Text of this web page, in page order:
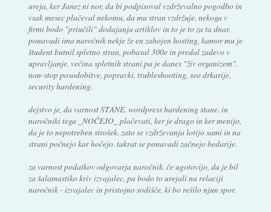
ureja, ker Janez ni nor, da bi podpisoval vzdrževalno pogodbo in
vsak mesec plačeval nekomu, da mu stran vzdržuje. nekoga v
firmi bodo "priučili" dodajanja artiklov in to je to za ta dnar.
ponavadi ima naročnik nekje že en zahojen hosting, kamor mu je
študent butnil spletno stran, pobasal 300e in predal zadevo v
upravljanje. večina spletnih strani pa je danes "živ organizem".
non-stop posodobitve, popravki, trubleshooting, seo drkarije,
security hardening.
dejstvo je, da varnost STANE. wordpress hardening stane. in
naročniki tega _NOČEJO_ plačevati, ker je drago in ker menijo,
da je to nepotreben strošek. zato se vzdrževanja lotijo sami in na
strani počnejo kar hočejo. takrat se ponavadi začnejo bedarije.
za varnost podatkov odgovarja naročnik. če ugotovijo, da je bil
za šalamastiko kriv izvajalec, pa bodo to urejali na relaciji
naročnik - izvajalec in pristojno sodišče, ki bo rešilo njun spor.